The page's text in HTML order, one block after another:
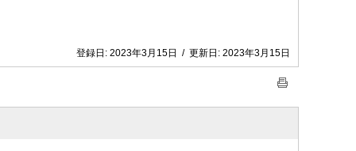
登録日: 2023年3月15日 / 更新日: 2023年3月15日